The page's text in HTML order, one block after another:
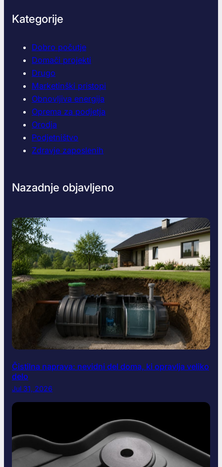
Kategorije
Dobro počutje
Domači projekti
Drugo
Marketinški pristopi
Obnovljiva energija
Oprema za podjetja
Orodja
Podjetništvo
Zdravje zaposlenih
Nazadnje objavljeno
Čistilna naprava: nevidni del doma, ki opravlja veliko
delo
Jul 31, 2026